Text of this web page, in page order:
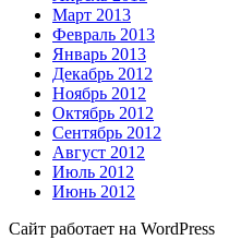
Март 2013
Февраль 2013
Январь 2013
Декабрь 2012
Ноябрь 2012
Октябрь 2012
Сентябрь 2012
Август 2012
Июль 2012
Июнь 2012
Сайт работает на WordPress